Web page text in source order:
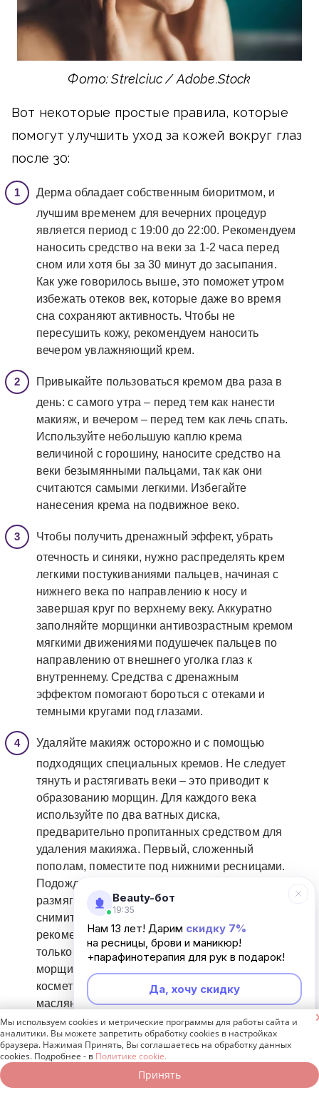
Фото: Strelciuc / Adobe.Stock
Вот некоторые простые правила, которые
помогут улучшить уход за кожей вокруг глаз
после 30:
Дерма обладает собственным биоритмом, и
лучшим временем для вечерних процедур
является период с 19:00 до 22:00. Рекомендуем
наносить средство на веки за 1-2 часа перед
сном или хотя бы за 30 минут до засыпания.
Как уже говорилось выше, это поможет утром
избежать отеков век, которые даже во время
сна сохраняют активность. Чтобы не
пересушить кожу, рекомендуем наносить
вечером увлажняющий крем.
Привыкайте пользоваться кремом два раза в
день: с самого утра – перед тем как нанести
макияж, и вечером – перед тем как лечь спать.
Используйте небольшую каплю крема
величиной с горошину, наносите средство на
веки безымянными пальцами, так как они
считаются самыми легкими. Избегайте
нанесения крема на подвижное веко.
Чтобы получить дренажный эффект, убрать
отечность и синяки, нужно распределять крем
легкими постукиваниями пальцев, начиная с
нижнего века по направлению к носу и
завершая круг по верхнему веку. Аккуратно
заполняйте морщинки антивозрастным кремом
мягкими движениями подушечек пальцев по
направлению от внешнего уголка глаз к
внутреннему. Средства с дренажным
эффектом помогают бороться с отеками и
темными кругами под глазами.
Удаляйте макияж осторожно и с помощью
подходящих специальных кремов. Не следует
тянуть и растягивать веки – это приводит к
образованию морщин. Для каждого века
используйте по два ватных диска,
предварительно пропитанных средством для
удаления макияжа. Первый, сложенный
пополам, поместите под нижними ресницами.
Подождите несколько секунд, чтобы крем
размягчил косметику, и одним движением
снимите макияж. Обратите внимание, что не
рекомендуется тереть и растягивать веко, это
только спровоцирует образование новых
морщин. Если вы используете водостойкую
косметику, то удаляйте макияж средством с
масляной основой.
Кремы для ухода за кожей глаз после 30 лет
должны содержать кофеин, витамины А, С, Е,
фермент Q10, масла и другие компоненты,
питающие тонкую и сухую дерму век.
Beauty-бот
19:35
Нам 13 лет! Дарим скидку 7%
на ресницы, брови и маникюр!
+парафинотерапия для рук в подарок!
Да, хочу скидку
Неинтересно
Мы используем cookies и метрические программы для работы сайта и
аналитики. Вы можете запретить обработку cookies в настройках
браузера. Нажимая Принять, Вы соглашаетесь на обработку данных
cookies. Подробнее - в Политике cookie.
Принять